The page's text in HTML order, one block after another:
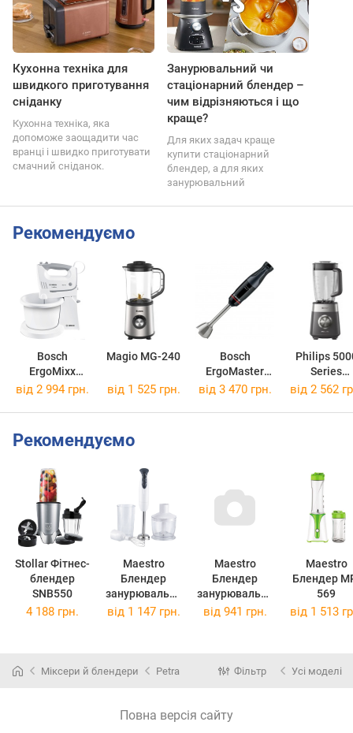
Кухонна техніка для
швидкого приготування
сніданку
Кухонна техніка, яка
допоможе заощадити час
вранці і швидко приготувати
смачний сніданок.
Занурювальний чи
стаціонарний блендер –
чим відрізняються і що
краще?
Для яких задач краще
купити стаціонарний
блендер, а для яких
занурювальний
Рекомендуємо
Bosch
ErgoMixx
MFQ36490
Magio MG-240
Bosch
ErgoMaster
MSM4B670
Philips
Series
HR3020/
від 2 994 грн. від 1 525 грн. від 3 470 грн. від 2 562
Рекомендуємо
Stollar Фітнес-
блендер
SNB550
Maestro
Блендер
занурювальни
й MR-562
Maestro
Блендер
занурювальни
й MR-563
Maestro
Блендер MR-
569
4 188 грн. від 1 147 грн. від 941 грн. від 1 513
Міксери й блендери Petra Фільтр Усі моделі
Повна версія сайту